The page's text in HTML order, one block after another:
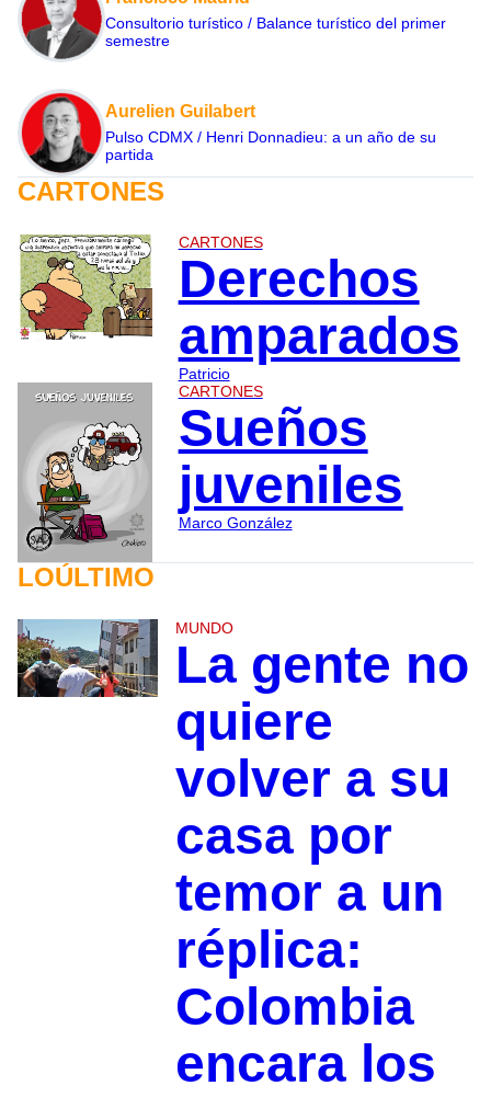
Consultorio turístico / Balance turístico del primer
semestre
Aurelien Guilabert
Pulso CDMX / Henri Donnadieu: a un año de su
partida
CARTONES
CARTONES
Derechos
amparados
Patricio
CARTONES
Sueños
juveniles
Marco González
LOÚLTIMO
MUNDO
La gente no
quiere
volver a su
casa por
temor a un
réplica:
Colombia
encara los